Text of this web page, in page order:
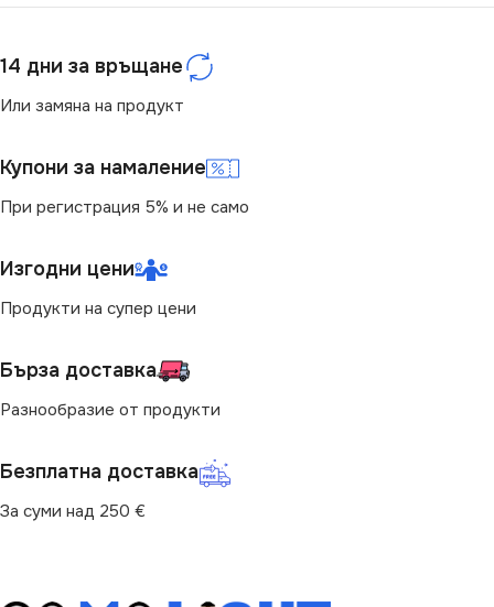
ЦВЯТ Сребърен
14 дни за връщане
Или замяна на продукт
Купони за намаление
При регистрация 5% и не само
Изгодни цени
Продукти на супер цени
Бърза доставка
Разнообразие от продукти
Безплатна доставка
За суми над 250 €